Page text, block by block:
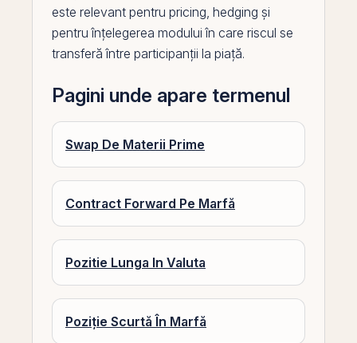
este relevant pentru pricing, hedging și
pentru înțelegerea modului în care riscul se
transferă între participanții la piață.
Pagini unde apare termenul
Swap De Materii Prime
Contract Forward Pe Marfă
Pozitie Lunga In Valuta
Poziție Scurtă În Marfă